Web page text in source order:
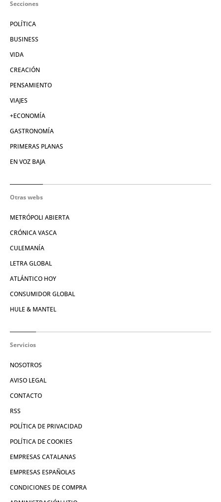
Secciones
POLÍTICA
BUSINESS
VIDA
CREACIÓN
PENSAMIENTO
VIAJES
+ECONOMÍA
GASTRONOMÍA
PRIMERAS PLANAS
EN VOZ BAJA
Otras webs
METRÓPOLI ABIERTA
CRÓNICA VASCA
CULEMANÍA
LETRA GLOBAL
ATLÁNTICO HOY
CONSUMIDOR GLOBAL
HULE & MANTEL
Servicios
NOSOTROS
AVISO LEGAL
CONTACTO
RSS
POLÍTICA DE PRIVACIDAD
POLÍTICA DE COOKIES
EMPRESAS CATALANAS
EMPRESAS ESPAÑOLAS
CONDICIONES DE COMPRA